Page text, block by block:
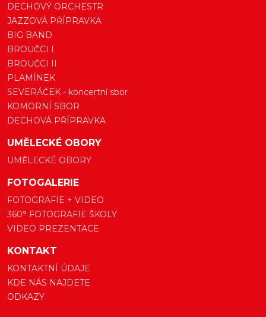
DECHOVÝ ORCHESTR
JAZZOVÁ PŘÍPRAVKA
BIG BAND
BROUČCI I.
BROUČCI II.
PLAMÍNEK
SEVERÁČEK - koncertní sbor
KOMORNÍ SBOR
DECHOVÁ PŘÍPRAVKA
UMĚLECKÉ OBORY
UMĚLECKÉ OBORY
FOTOGALERIE
FOTOGRAFIE + VIDEO
360° FOTOGRAFIE ŠKOLY
VIDEO PREZENTACE
KONTAKT
KONTAKTNÍ ÚDAJE
KDE NÁS NAJDETE
ODKAZY